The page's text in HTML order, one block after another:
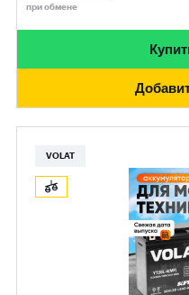
при обмене
VOLAT